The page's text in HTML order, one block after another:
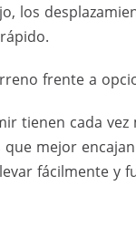
los
frente a
tienen cada
mejor
fácilmente y